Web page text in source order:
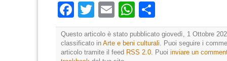
Facebook
TwitterEmailWhatsApp
Questo articolo è stato pubblicato giovedì, 1 Ottobre
classificato in Arte e beni culturali. Puoi seguire i
articolo tramite il feed RSS 2.0. Puoi inviare un